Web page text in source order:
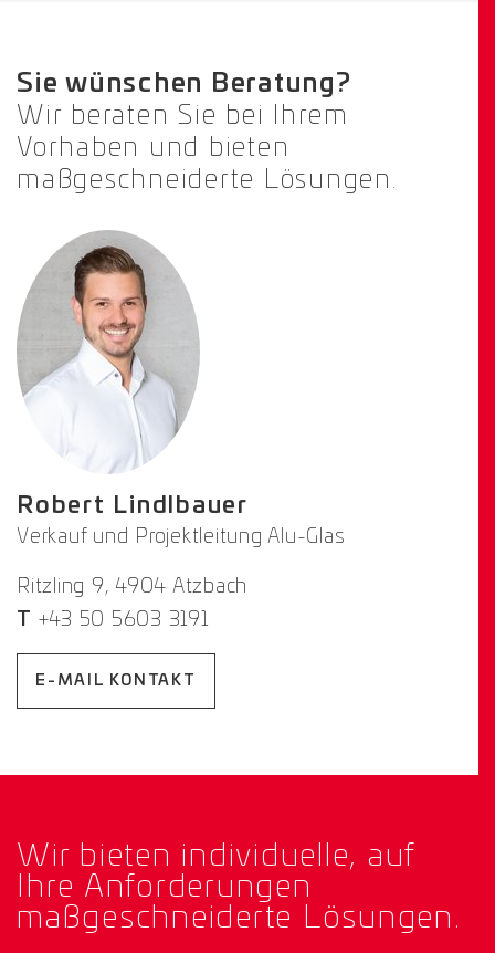
Sie wünschen Beratung?
Wir beraten Sie bei Ihrem
Vorhaben und bieten
maßgeschneiderte Lösungen.
Robert Lindlbauer
Verkauf und Projektleitung Alu-Glas
Ritzling 9, 4904 Atzbach
+43 50 5603 3191
E-MAIL KONTAKT
Wir bieten individuelle, auf
Ihre Anforderungen
maßgeschneiderte Lösungen.